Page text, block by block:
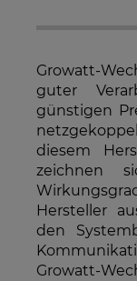
enthalten.
Growatt-
guter
günstigen
diesem
zeichnen
Hersteller
den
Growatt-